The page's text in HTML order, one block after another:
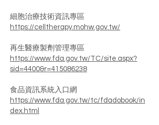
細胞治療技術資訊專區
https://celltherapy.mohw.gov.tw/
再生醫療製劑管理專區
https://www.fda.gov.tw/TC/site.aspx?
sid=4400&r=415086238
食品資訊系統入口網
https://www.fda.gov.tw/tc/fdadobook/in
dex.html